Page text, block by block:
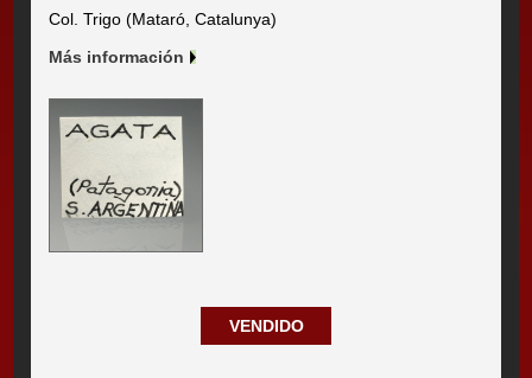
Col. Trigo (Mataró, Catalunya)
Más información
VENDIDO